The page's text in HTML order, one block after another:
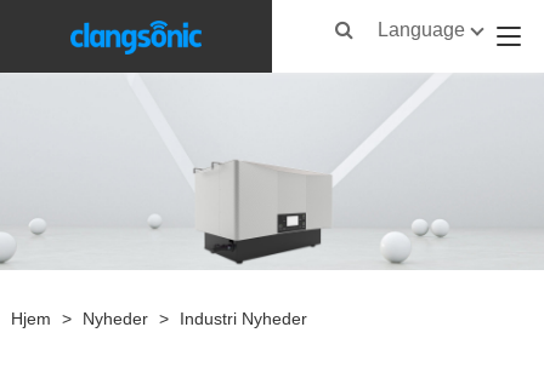
Language
Hjem > Nyheder > Industri Nyheder